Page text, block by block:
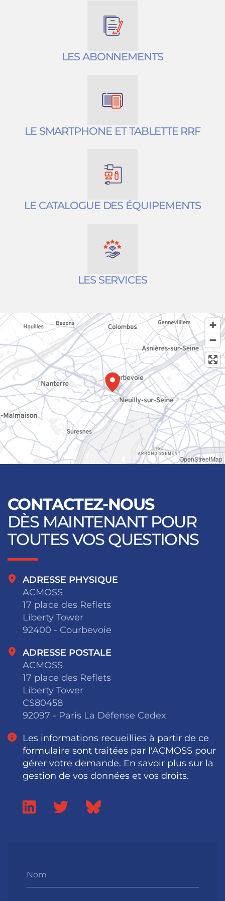
LES ABONNEMENTS
LE SMARTPHONE ET TABLETTE RRF
LE CATALOGUE DES ÉQUIPEMENTS
LES SERVICES
OpenStreetMap
CONTACTEZ-NOUS
DÈS MAINTENANT POUR
TOUTES VOS QUESTIONS
Nom
ADRESSE PHYSIQUE
ACMOSS
17 place des Reflets
Liberty Tower
92400 - Courbevoie
ADRESSE POSTALE
ACMOSS
17 place des Reflets
Liberty Tower
CS80458
92097 - Paris La Défense Cedex
Les informations recueillies à partir de ce
formulaire sont traitées par l'ACMOSS pour
gérer votre demande. En savoir plus sur la
gestion de vos données et vos droits.